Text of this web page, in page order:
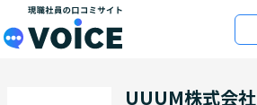
メインコンテンツにスキップ
UUUM株式会社